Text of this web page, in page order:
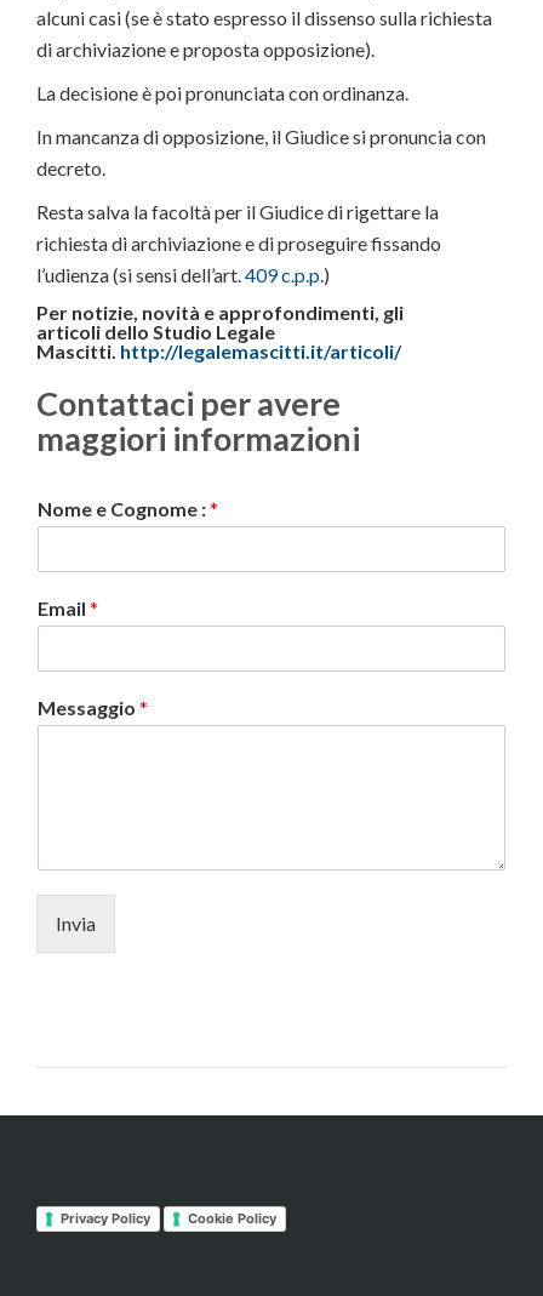
alcuni casi (se è stato espresso il dissenso sulla richiesta
di archiviazione e proposta opposizione).
La decisione è poi pronunciata con ordinanza.
In mancanza di opposizione, il Giudice si pronuncia con
decreto.
Resta salva la facoltà per il Giudice di rigettare la
richiesta di archiviazione e di proseguire fissando
l’udienza (si sensi dell’art.409 c.p.p.)
Per notizie, novità e approfondimenti, gli
articoli dello Studio Legale
Mascitti. http://legalemascitti.it/articoli/
Contattaci per avere
maggiori informazioni
Nome e Cognome :*
Email *
Messaggio *
Invia
Privacy Policy Cookie Policy